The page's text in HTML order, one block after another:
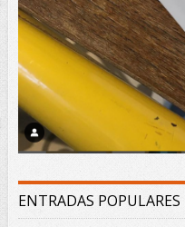
ENTRADAS POPULARES